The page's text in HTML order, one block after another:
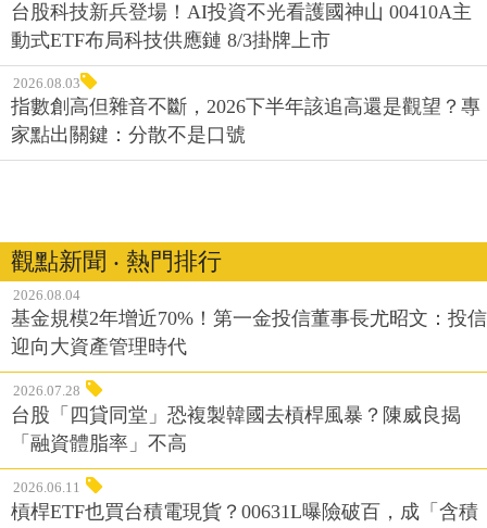
台股科技新兵登場！AI投資不光看護國神山 00410A主
動式ETF布局科技供應鏈 8/3掛牌上市
2026.08.03
指數創高但雜音不斷，2026下半年該追高還是觀望？專
家點出關鍵：分散不是口號
觀點新聞 ‧ 熱門排行
2026.08.04
基金規模2年增近70%！第一金投信董事長尤昭文：投信
迎向大資產管理時代
2026.07.28
台股「四貸同堂」恐複製韓國去槓桿風暴？陳威良揭
「融資體脂率」不高
2026.06.11
槓桿ETF也買台積電現貨？00631L曝險破百，成「含積